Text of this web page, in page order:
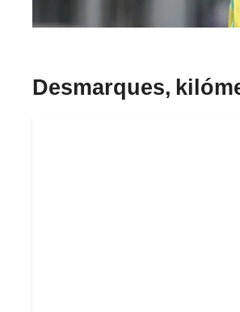
Desmarques,